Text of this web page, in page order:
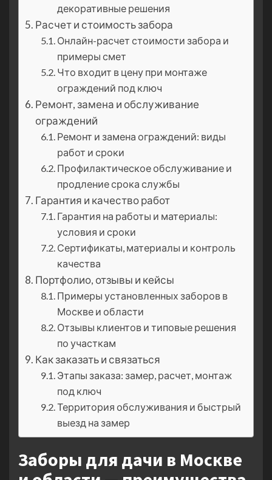
декоративные решения
Расчет и стоимость забора
Онлайн-расчет стоимости забора и
примеры смет
Что входит в цену при монтаже
ограждений под ключ
Ремонт, замена и обслуживание
ограждений
Ремонт и замена ограждений: виды
работ и сроки
Профилактическое обслуживание и
продление срока службы
Гарантия и качество работ
Гарантия на работы и материалы:
условия и сроки
Сертификаты, материалы и контроль
качества
Портфолио, отзывы и кейсы
Примеры установленных заборов в
Москве и области
Отзывы клиентов и типовые решения
по участкам
Как заказать и связаться
Этапы заказа: замер, расчет, монтаж
под ключ
Территория обслуживания и быстрый
выезд на замер
Заборы для дачи в Москве